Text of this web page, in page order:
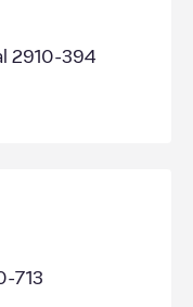
2910-394
713